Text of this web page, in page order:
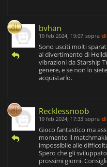
bvhan
19 feb 2024, 19:07 sopra
Sono usciti molti
al divertimento di
vibrazioni da Starship
genere, e se non lo
acquistarlo.
Recklessnoob
19 feb 2024, 17:33 sopra
Gioco fantastico ma
momento il
impossibile alle
Spero che gli
prossimi giorni.